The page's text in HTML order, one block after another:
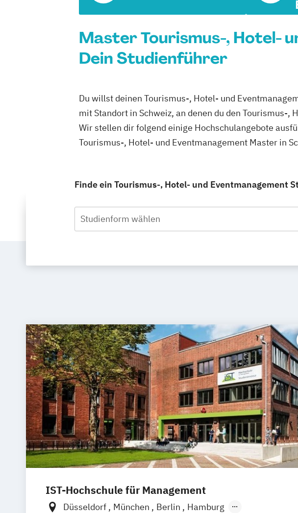
Master Tourismus-, Hotel-
Dein Studienführer
Du willst deinen Tourismus-, Hotel- und
mit Standort in Schweiz, an denen du den Tourismus-
Wir stellen dir folgend einige Hochschulangebote
Tourismus-, Hotel- und Eventmanagement Master in
Finde ein Tourismus-, Hotel- und Eventmanagement
Studienform wählen
IST-Hochschule für Management
Düsseldorf München Berlin
Hamburg